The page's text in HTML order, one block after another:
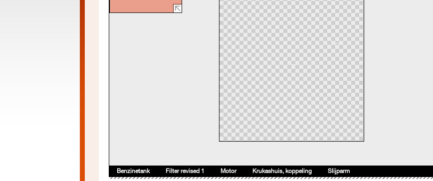
Benzinetank Filter revised 1 Motor Krukashuis, koppeling Slijparm